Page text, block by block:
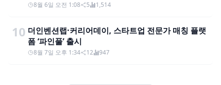
8월 6일 오전 1:08 5 1,514
10 더인벤션랩·커리어데이, 스타트업 전문가 매칭 플랫
폼 ‘파인풀’ 출시
8월 7일 오후 1:34 12 947